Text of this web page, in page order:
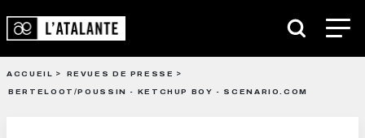
ACCUEIL
REVUES DE PRESSE
BERTELOOT/POUSSIN - KETCHUP BOY - SCENARIO.COM